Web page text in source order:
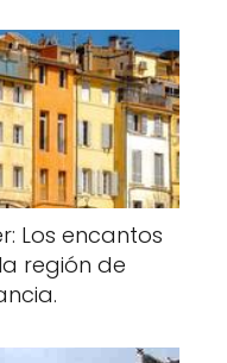
Los encantos
región de